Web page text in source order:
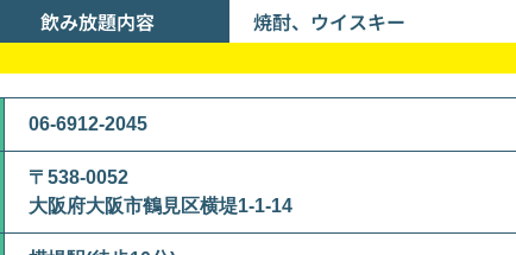
飲み放題内容 焼酎、ウイスキー
06-6912-2045
〒538-0052
大阪府大阪市鶴見区横堤1-1-14